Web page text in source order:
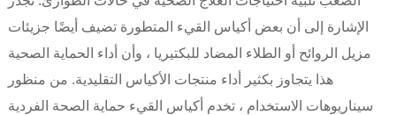
الإشارة إلى أن بعض أكياس القيء المتطورة تضيف أيضًا جزيئات
مزيل الروائح أو الطلاء المضاد للبكتيريا ، وأن أداء الحماية الصحية
هذا يتجاوز بكثير أداء منتجات الأكياس التقليدية. من منظور
سيناريوهات الاستخدام ، تخدم أكياس القيء حماية الصحة الفردية